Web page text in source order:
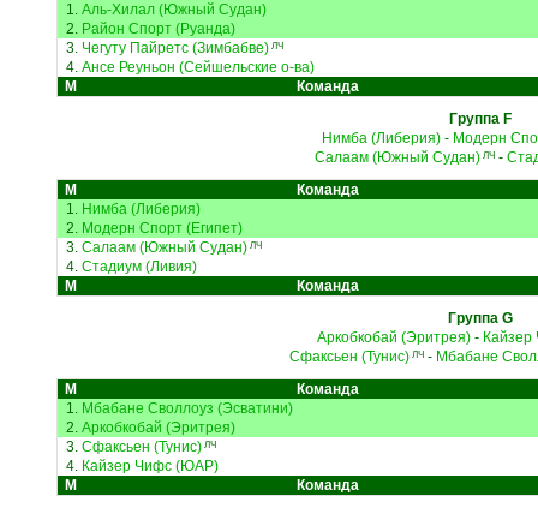
1. Аль-Хилал (Южный Судан)
2. Район Спорт (Руанда)
3. Чегуту Пайретс (Зимбабве)ЛЧ
4. Ансе Реуньон (Сейшельские о-ва)
М
Команда
Группа F
Нимба (Либерия) - Модерн
Салаам (Южный Судан)ЛЧ-
М
Команда
1. Нимба (Либерия)
2. Модерн Спорт (Египет)
3. Салаам (Южный Судан)ЛЧ
4. Стадиум (Ливия)
М
Команда
Группа G
Аркобкобай (Эритрея)-
Сфаксьен (Тунис)ЛЧ- Мбабане
М
Команда
1. Мбабане Своллоуз (Эсватини)
2. Аркобкобай (Эритрея)
3. Сфаксьен (Тунис)ЛЧ
4. Кайзер Чифс (ЮАР)
М
Команда